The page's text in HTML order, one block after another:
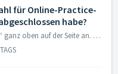
für Online-Practice-
habe?
DESKTOP Klicken Sie „My Progress“ ganz oben auf der Seite an. Klicken Sie auf einen Balken, um die Punkte anzuzeigen. Scrollen Sie nach unten. Hal...